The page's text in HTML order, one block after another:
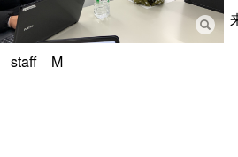
staff M